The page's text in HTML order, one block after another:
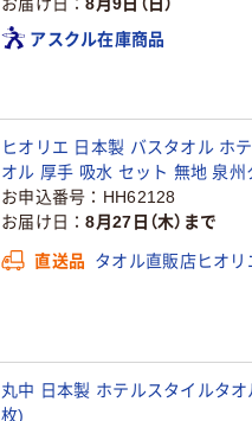
アスクル在庫商品
ヒオリエ 日本製 バスタオル ホ
オル 厚手 吸水 セット 無地 泉州
お申込番号
HH62128
お届け日
8月27日（木）まで
直送品 タオル直販店ヒオリ
丸中 日本製 ホテルスタイルタ
枚)